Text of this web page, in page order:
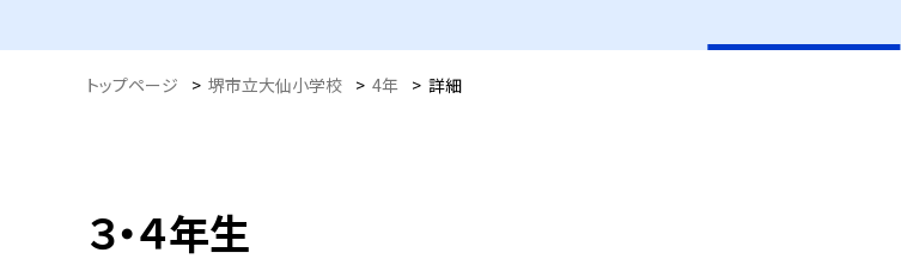
トップページ > 堺市立大仙小学校 > 4年 > 詳細
３・４年生